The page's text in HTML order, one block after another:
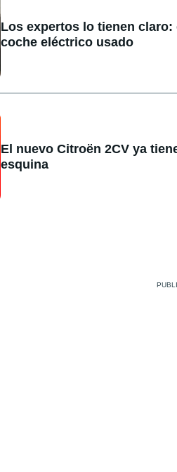
Los expertos lo tienen
coche eléctrico usado
El nuevo Citroën 2CV ya
esquina